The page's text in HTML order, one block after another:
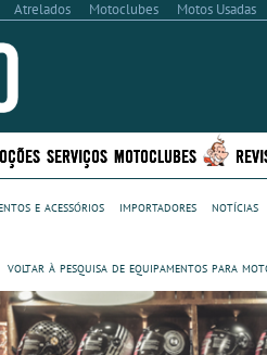
Atrelados Motoclubes Motos Usadas
SERVIÇOS MOTOCLUBES
e acessórios importadores
notícias
voltar à pesquisa de equipamentos para